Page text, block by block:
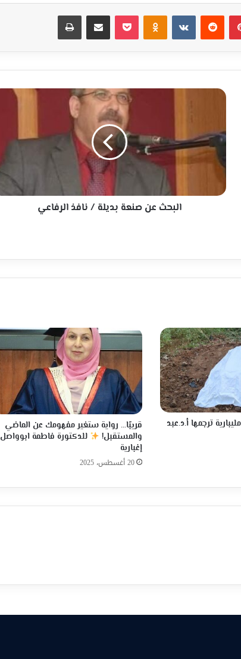
بينتيريست Odnoklassniki
‫Pocket مشاركة عبر البريد طباعة
البحث
بديلة
/
نافذ
الرفاعي
البحث عن صنعة بديلة / نافذ الرفاعي
ترجمها أ.د.عبد
قريبًا… رواية ستغير مفهومك عن الماضي
والمستقبل!
للدكتورة فاطمة ابوواصل
إغبارية
20 أغسطس، 2025